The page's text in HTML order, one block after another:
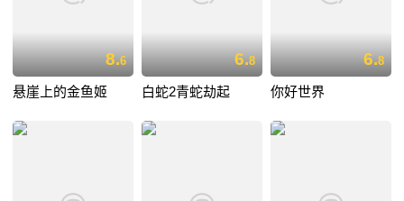
8.6
悬崖上的金鱼姬
6.8
白蛇2青蛇劫起
6.8
你好世界